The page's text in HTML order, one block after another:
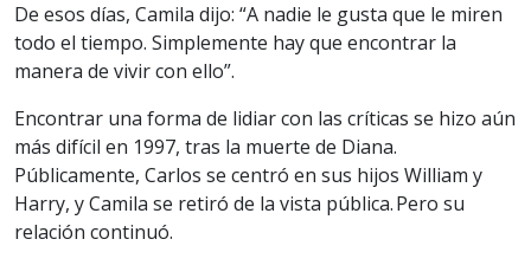
De esos días, Camila dijo: “A nadie le gusta que le miren
todo el tiempo. Simplemente hay que encontrar la
manera de vivir con ello”.
Encontrar una forma de lidiar con las críticas se hizo aún
más difícil en 1997, tras la muerte de Diana.
Públicamente, Carlos se centró en sus hijos William y
Harry, y Camila se retiró de la vista pública. Pero su
relación continuó.